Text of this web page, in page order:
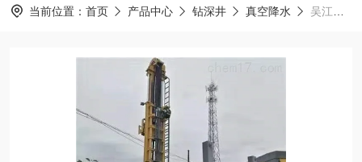
当前位置： 首页 产品中心 钻深井 真空降水 吴江井点降水,专业打降水井公司